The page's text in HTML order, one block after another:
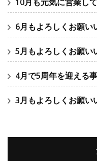
6月もよろしくお願い
5月もよろしくお願い
4月で5周年を迎える
3月もよろしくお願い